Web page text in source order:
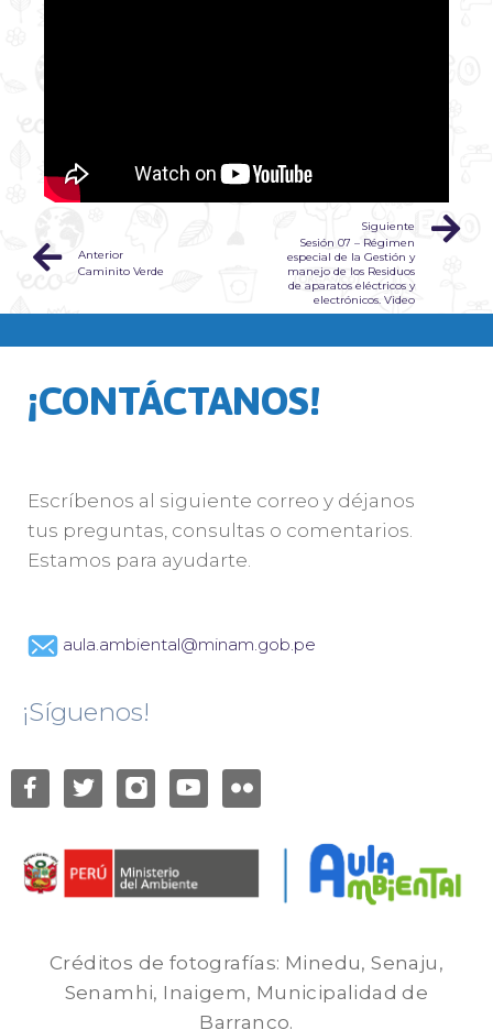
Anterior
Caminito Verde
Siguiente
Sesión 07 – Régimen
especial de la Gestión y
manejo de los Residuos
de aparatos eléctricos y
electrónicos. Video
¡CONTÁCTANOS!
Escríbenos al siguiente correo y déjanos
tus preguntas, consultas o comentarios.
Estamos para ayudarte.
aula.ambiental@minam.gob.pe
¡Síguenos!
Créditos de fotografías: Minedu, Senaju,
Senamhi, Inaigem, Municipalidad de
Barranco.